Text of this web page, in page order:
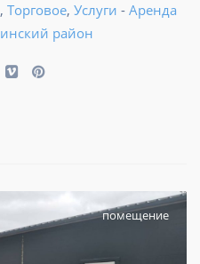
, Торговое, Услуги - Аренда
район
помещение